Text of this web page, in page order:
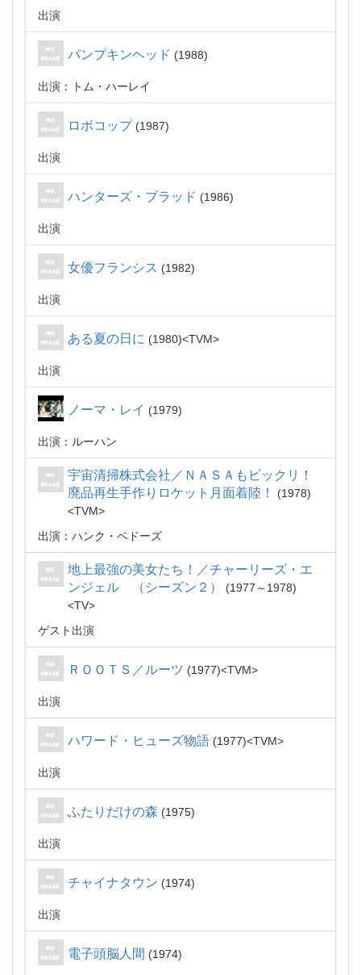
出演
パンプキンヘッド 1988
出演：トム・ハーレイ
ロボコップ 1987
出演
ハンターズ・ブラッド 1986
出演
女優フランシス 1982
出演
ある夏の日に 1980 TVM
出演
ノーマ・レイ 1979
出演：ルーハン
宇宙清掃株式会社／ＮＡＳＡもビックリ！
廃品再生手作りロケット月面着陸！
1978
TVM
出演：ハンク・ベドーズ
地上最強の美女たち！／チャーリーズ・エ
ンジェル （シーズン２）
1977～1978
TV
ゲスト出演
ＲＯＯＴＳ／ルーツ 1977 TVM
出演
ハワード・ヒューズ物語 1977 TVM
出演
ふたりだけの森 1975
出演
チャイナタウン 1974
出演
電子頭脳人間 1974